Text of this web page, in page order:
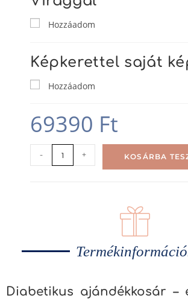
Hozzáadom
Képkerettel saját
Hozzáadom
69390 Ft
- + KOSÁRBA
Diabetikus ajándékkosár –